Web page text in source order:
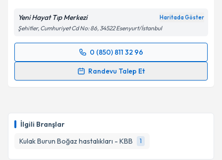
İlgili Branşlar
Kulak Burun Boğaz hastalıkları - KBB
1
Yeni Hayat Tıp Merkezi Haritada Göster
Şehitler, Cumhuriyet Cd No: 86, 34522 Esenyurt/İstanbul
0 (850) 811 32 96
Randevu Talep Et
Randevu Takvimi Talebi
E-posta Adresiniz